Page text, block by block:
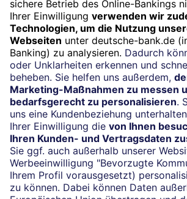
Termin
Beratung vereinbaren
24/7-Kundenservice
(069) 910-100 61